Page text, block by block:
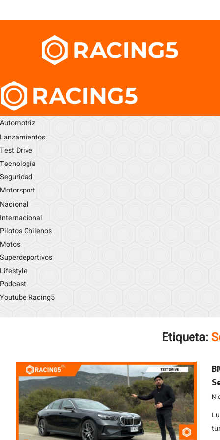
Automotriz
Lanzamientos
Test Drive
Tecnología
Seguridad
Motorsport
Nacional
Internacional
Pilotos Chilenos
Motos
Superdeportivos
Lifestyle
Podcast
Youtube Racing5
Etiqueta: